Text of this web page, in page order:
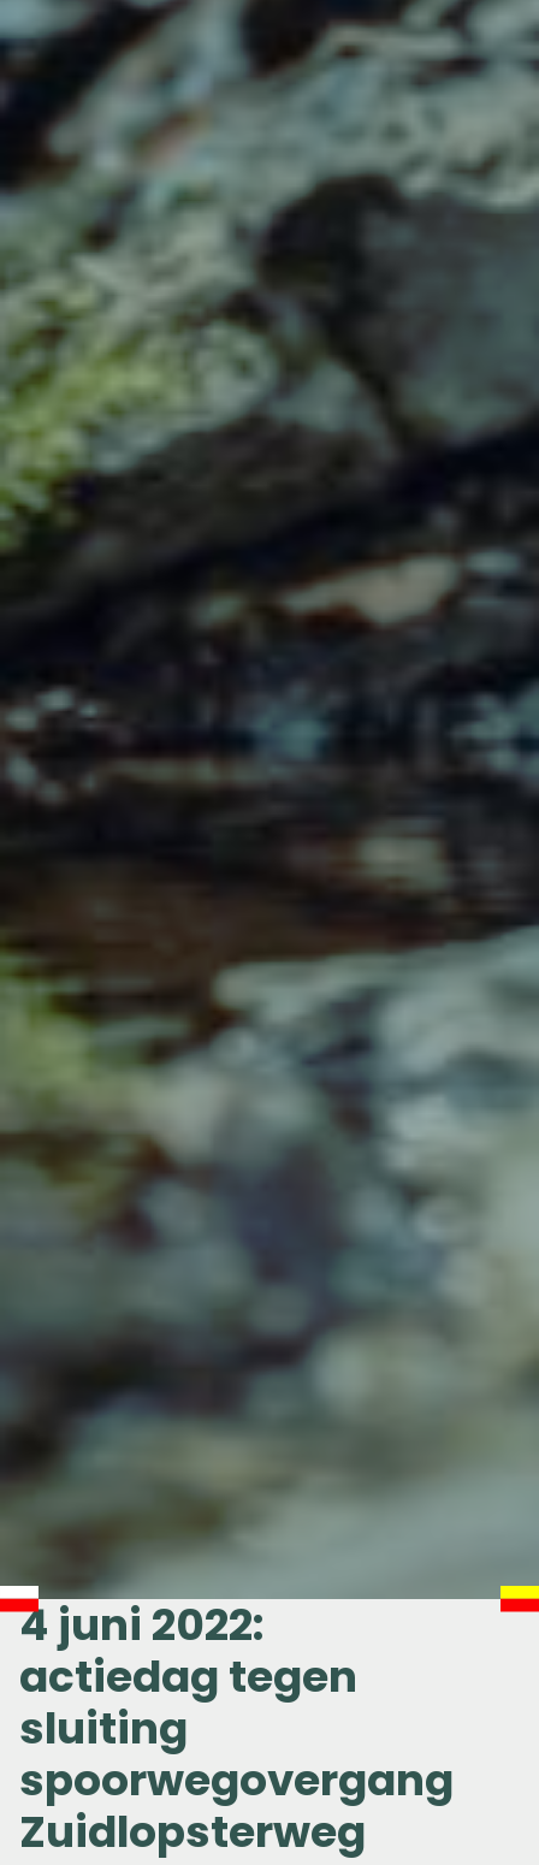
4 juni 2022:
actiedag tegen
sluiting
spoorwegovergang
Zuidlopsterweg